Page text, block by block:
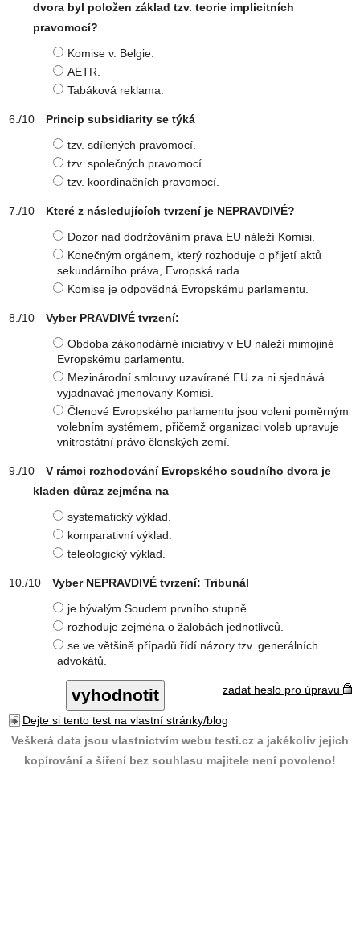
dvora byl položen základ tzv. teorie implicitních
pravomocí?
Komise v. Belgie.
AETR.
Tabáková reklama.
Princip subsidiarity se týká
tzv. sdílených pravomocí.
tzv. společných pravomocí.
tzv. koordinačních pravomocí.
Které z následujících tvrzení je NEPRAVDIVÉ?
Dozor nad dodržováním práva EU náleží Komisi.
Konečným orgánem, který rozhoduje o přijetí aktů
sekundárního práva, Evropská rada.
Komise je odpovědná Evropskému parlamentu.
Vyber PRAVDIVÉ tvrzení:
Obdoba zákonodárné iniciativy v EU náleží mimojiné
Evropskému parlamentu.
Mezinárodní smlouvy uzavírané EU za ni sjednává
vyjadnavač jmenovaný Komisí.
Členové Evropského parlamentu jsou voleni poměrným
volebním systémem, přičemž organizaci voleb upravuje
vnitrostátní právo členských zemí.
V rámci rozhodování Evropského soudního dvora je
kladen důraz zejména na
systematický výklad.
komparativní výklad.
teleologický výklad.
Vyber NEPRAVDIVÉ tvrzení: Tribunál
je bývalým Soudem prvního stupně.
rozhoduje zejména o žalobách jednotlivců.
se ve většině případů řídí názory tzv. generálních
advokátů.
zadat heslo pro úpravu
Dejte si tento test na vlastní stránky/blog
Veškerá data jsou vlastnictvím webu testi.cz a jakékoliv jejich
kopírování a šíření bez souhlasu majitele není povoleno!